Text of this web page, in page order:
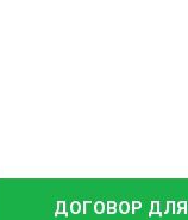
ДОГОВОР ДЛЯ